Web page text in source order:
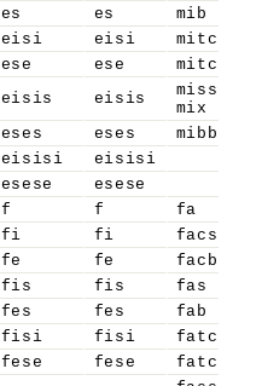
es es mib
eisi eisi mitcs
ese ese mitcb
eisis eisis
miss
mix
eses eses mibb
eisisi
eisisi
esese
esese
f f fa
fi fi facs
fe fe facb
fis fis fas
fes fes fab
fisi fisi fatcs
fese fese fatcb